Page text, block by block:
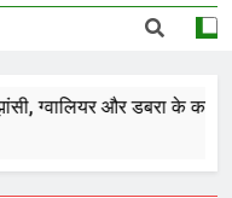
ग्वालियर और डबरा के